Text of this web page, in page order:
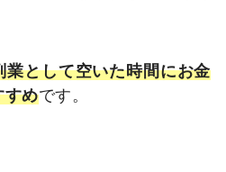
業として空いた時間にお金
すめです。